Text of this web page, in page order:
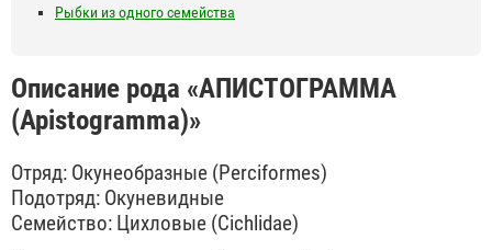
Рыбки из одного семейства
Описание рода «АПИСТОГРАММА
(Apistogramma)»
Отряд: Окунеобразные (Perciformes)
Подотряд: Окуневидные
Семейство: Цихловые (Cichlidae)